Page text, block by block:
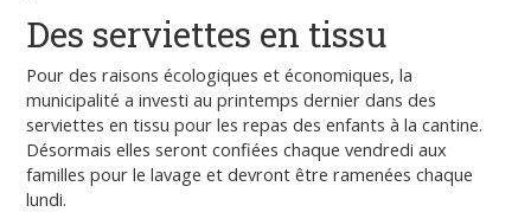
Des serviettes en tissu
Pour des raisons écologiques et économiques, la
municipalité a investi au printemps dernier dans des
serviettes en tissu pour les repas des enfants à la cantine.
Désormais elles seront confiées chaque vendredi aux
familles pour le lavage et devront être ramenées chaque
lundi.